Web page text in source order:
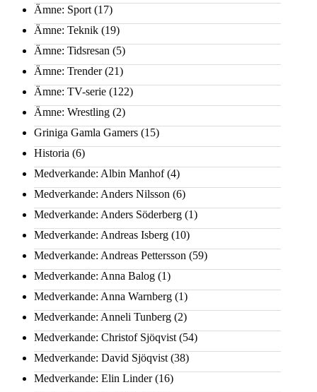
Ämne: Sport (17)
Ämne: Teknik (19)
Ämne: Tidsresan (5)
Ämne: Trender(21)
Ämne: TV-serie (122)
Ämne: Wrestling (2)
Griniga Gamla Gamers (15)
Historia (6)
Medverkande: Albin Manhof(4)
Medverkande: Anders Nilsson (6)
Medverkande: Anders Söderberg (1)
Medverkande: Andreas Isberg (10)
Medverkande: Andreas Pettersson (59)
Medverkande: Anna Balog (1)
Medverkande: Anna Warnberg (1)
Medverkande: Anneli Tunberg (2)
Medverkande: Christof Sjöqvist (54)
Medverkande: David Sjöqvist (38)
Medverkande: Elin Linder(16)